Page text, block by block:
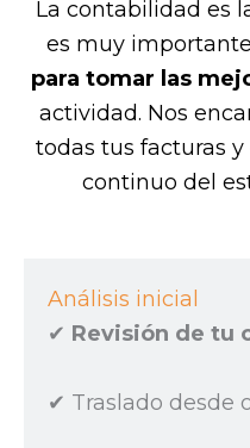
La contabilidad es
es muy
para tomar las
actividad. Nos
todas tus facturas
continuo del
Análisis inicial
✔︎ Revisión de tu
✔︎ Traslado desde